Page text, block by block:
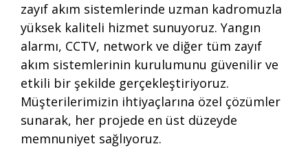
zayıf akım sistemlerinde uzman kadromuzla
yüksek kaliteli hizmet sunuyoruz. Yangın
alarmı, CCTV, network ve diğer tüm zayıf
akım sistemlerinin kurulumunu güvenilir ve
etkili bir şekilde gerçekleştiriyoruz.
Müşterilerimizin ihtiyaçlarına özel çözümler
sunarak, her projede en üst düzeyde
memnuniyet sağlıyoruz.